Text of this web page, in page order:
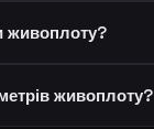
живоплоту?
живоплоту?